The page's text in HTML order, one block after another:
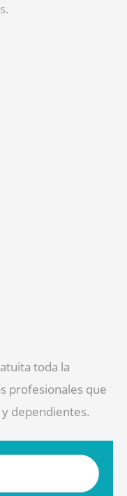
toda la
profesionales que
dependientes.